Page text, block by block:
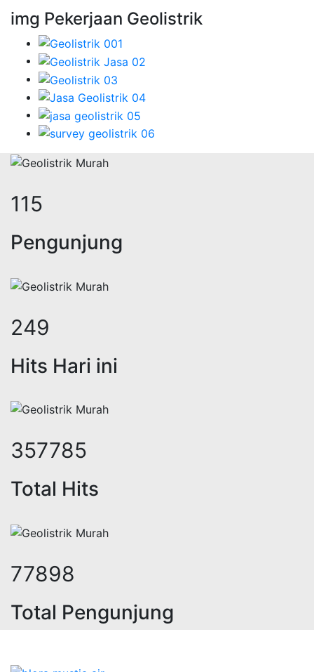
img Pekerjaan Geolistrik
143
Pengunjung
311
Hits Hari ini
451490
Total Hits
98300
Total Pengunjung